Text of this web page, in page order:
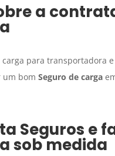
a
para transportadora
um bom Seguro de carga
Seguros e
sob medida